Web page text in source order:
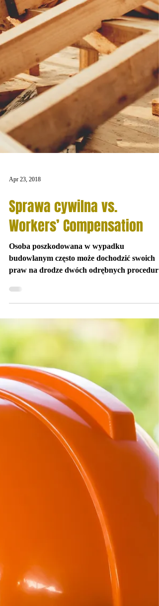
Sprawa cywilna vs.
Workers’ Compensation
Osoba poszkodowana w wypadku
budowlanym często może dochodzić swoich
praw na drodze dwóch odrębnych procedur
prawnych. Poszkodowany nie...